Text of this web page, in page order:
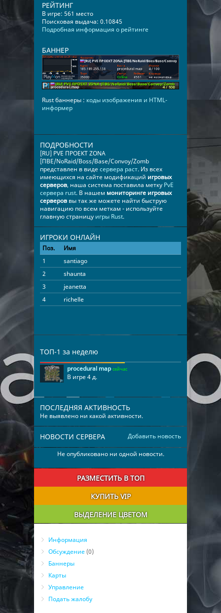
РЕЙТИНГ
В игре: 561 место
Поисковая выдача: 0.10845
Подробная информация о рейтинге
БАННЕР
Rust баннеры : коды изображения и HTML-
информер
ПОДРОБНОСТИ
[RU] PVE ПРОЕКТ ZONA
[ПВЕ/NoRaid/Boss/Base/Convoy/Zomb
представлен в видесервера раст. Из всех
имеющихся на сайте модификаций игровых
серверов, наша система поставила метку PvE
сервера rust. В нашем мониторинге игровых
серверов вы так же можете найти быструю
навигацию по всем меткам - используйте
главную страницу игры Rust.
ИГРОКИ ОНЛАЙН
Поз. Имя
Время
1
santiago
05:02:09
2
shaunta
04:59:48
3
jeanetta
4
richelle 00:10:39
ТОП-1 за неделю
procedural map сейчас
В игре 4 д.
ПОСЛЕДНЯЯ АКТИВНОСТЬ
Не выявлено ни какой активности.
Добавить новость
НОВОСТИ СЕРВЕРА
Не опубликовано ни одной новости.
РАЗМЕСТИТЬ В ТОП
КУПИТЬ VIP
ВЫДЕЛЕНИЕ ЦВЕТОМ
Информация
Обсуждение (0)
Баннеры
Карты
Управление
Подать жалобу